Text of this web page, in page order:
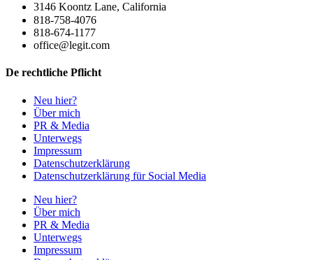
3146 Koontz Lane, California
818-758-4076
818-674-1177
office@legit.com
De rechtliche Pflicht
Neu hier?
Über mich
PR & Media
Unterwegs
Impressum
Datenschutzerklärung
Datenschutzerklärung für Social Media
Neu hier?
Über mich
PR & Media
Unterwegs
Impressum